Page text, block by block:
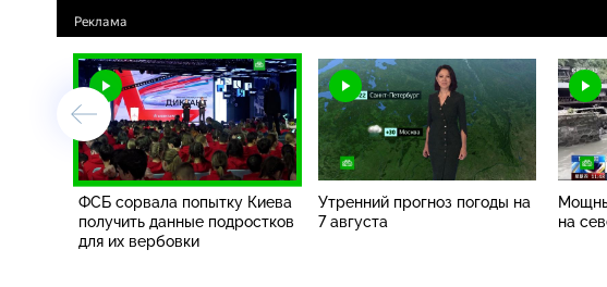
ФСБ сорвала попытку Киева
получить данные подростков
для их вербовки
Утренний прогноз погоды на
7 августа
на